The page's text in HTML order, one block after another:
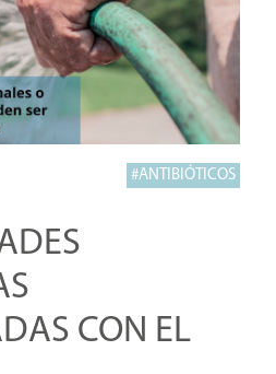
#ANTIBIÓTICOS
CON EL